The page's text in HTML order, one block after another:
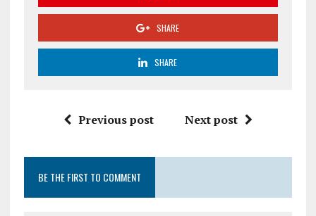
SHARE
SHARE
Previous post Next post
BE THE FIRST TO COMMENT